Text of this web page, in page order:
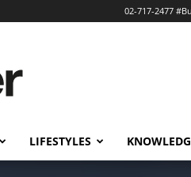
02-717-2477
ง
LIFESTYLES